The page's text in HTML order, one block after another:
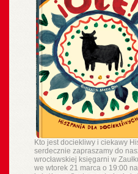
Kto jest dociekliwy i ciekawy
serdecznie zapraszamy do
wrocławskiej księgarni w
we wtorek 21 marca o 19:00 na